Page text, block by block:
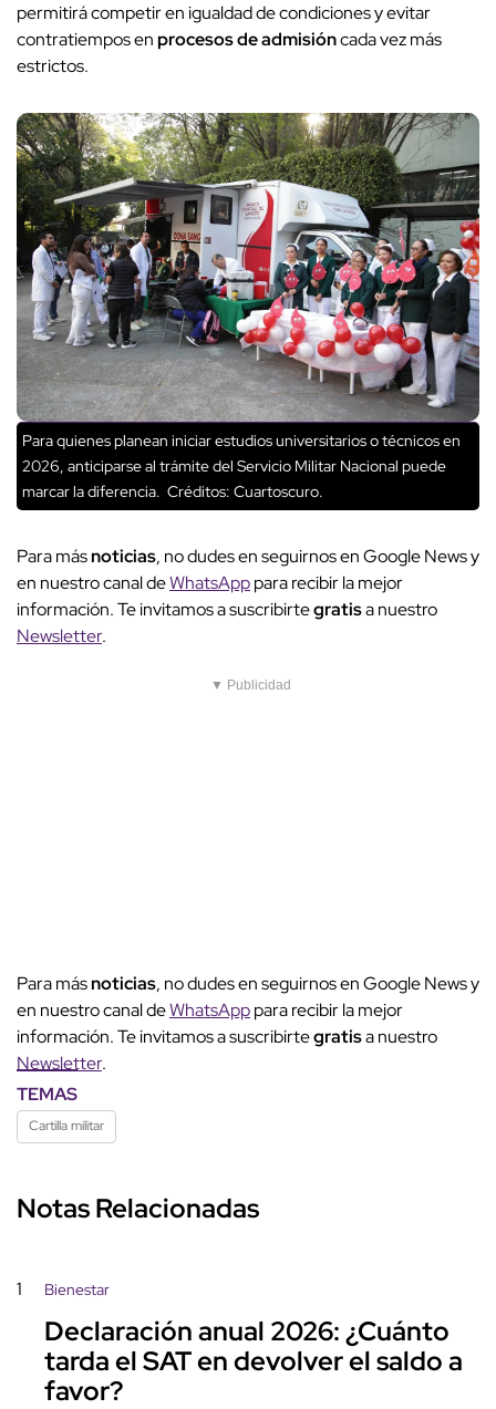
permitirá competir en igualdad de condiciones y evitar
contratiempos enprocesos de admisióncada vez más
estrictos.
Para quienes planean iniciar estudios universitarios o técnicos en
2026, anticiparse al trámite del Servicio Militar Nacional puede
marcar la diferencia. Créditos: Cuartoscuro.
Para másnoticias, no dudes en seguirnos en Google News y
en nuestro canal deWhatsApppara recibir la mejor
información. Te invitamos a suscribirtegratisa nuestro
Newsletter.
▼ Publicidad
Para másnoticias, no dudes en seguirnos en Google News y
en nuestro canal deWhatsApppara recibir la mejor
información. Te invitamos a suscribirtegratisa nuestro
Newsletter.
TEMAS
Cartilla militar
Notas Relacionadas
1 Bienestar
Declaración anual 2026: ¿Cuánto
tarda el SAT en devolver el saldo a
favor?